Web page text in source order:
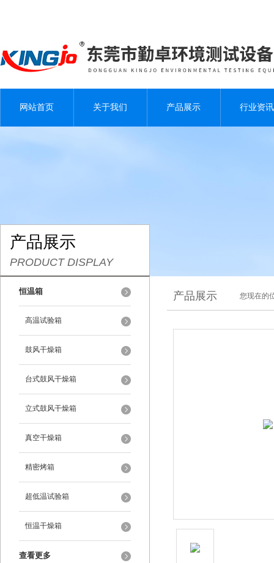
网站首页 关于我们 产品展示 行业资讯
产品展示
PRODUCT DISPLAY
恒温箱
高温试验箱
鼓风干燥箱
台式鼓风干燥箱
立式鼓风干燥箱
真空干燥箱
精密烤箱
超低温试验箱
恒温干燥箱
查看更多
产品展示 您现在的